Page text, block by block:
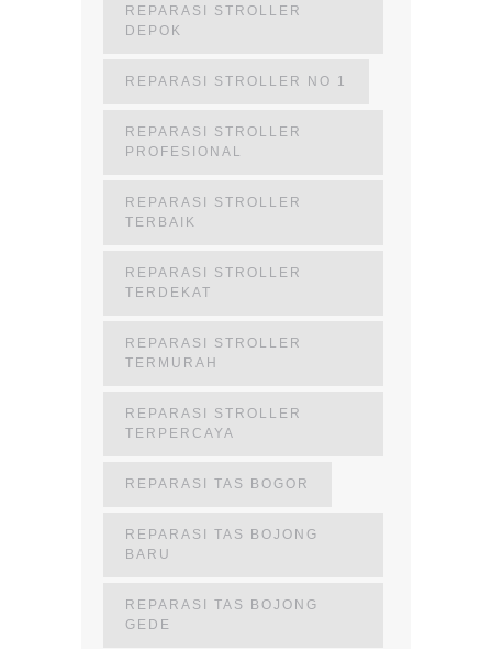
REPARASI STROLLER
DEPOK
REPARASI STROLLER NO 1
REPARASI STROLLER
PROFESIONAL
REPARASI STROLLER
TERBAIK
REPARASI STROLLER
TERDEKAT
REPARASI STROLLER
TERMURAH
REPARASI STROLLER
TERPERCAYA
REPARASI TAS BOGOR
REPARASI TAS BOJONG
BARU
REPARASI TAS BOJONG
GEDE